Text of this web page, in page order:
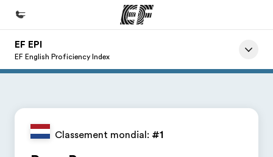
Accueil
EF EPI
EF English Proficiency Index
Classement mondial: #1